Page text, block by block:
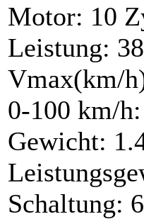
Motor: 10
Leistung:
Vmax(km/
0-100 km/
Gewicht:
Schaltung: